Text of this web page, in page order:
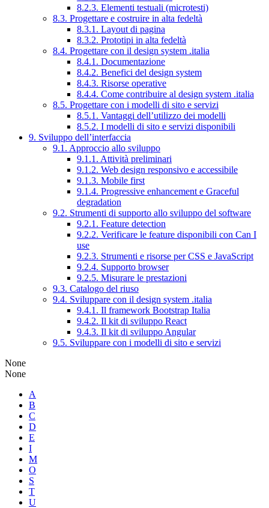
8.2.3. Elementi testuali (microtesti)
8.3. Progettare e costruire in alta fedeltà
8.3.1. Layout di pagina
8.3.2. Prototipi in alta fedeltà
8.4. Progettare con il design system .italia
8.4.1. Documentazione
8.4.2. Benefici del design system
8.4.3. Risorse operative
8.4.4. Come contribuire al design system .italia
8.5. Progettare con i modelli di sito e servizi
8.5.1. Vantaggi dell’utilizzo dei modelli
8.5.2. I modelli di sito e servizi disponibili
9. Sviluppo dell’interfaccia
9.1. Approccio allo sviluppo
9.1.1. Attività preliminari
9.1.2. Web design responsivo e accessibile
9.1.3. Mobile first
9.1.4. Progressive enhancement e Graceful
degradation
9.2. Strumenti di supporto allo sviluppo del software
9.2.1. Feature detection
9.2.2. Verificare le feature disponibili con Can I
use
9.2.3. Strumenti e risorse per CSS e JavaScript
9.2.4. Supporto browser
9.2.5. Misurare le prestazioni
9.3. Catalogo del riuso
9.4. Sviluppare con il design system .italia
9.4.1. Il framework Bootstrap Italia
9.4.2. Il kit di sviluppo React
9.4.3. Il kit di sviluppo Angular
9.5. Sviluppare con i modelli di sito e servizi
None
None
A
B
C
D
E
I
M
O
S
T
U